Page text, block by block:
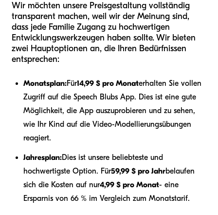
Wir möchten unsere Preisgestaltung vollständig
transparent machen, weil wir der Meinung sind,
dass jede Familie Zugang zu hochwertigen
Entwicklungswerkzeugen haben sollte. Wir bieten
zwei Hauptoptionen an, die Ihren Bedürfnissen
entsprechen:
Monatsplan:Für14,99 $ pro Monaterhalten Sie vollen
Zugriff auf die Speech Blubs App. Dies ist eine gute
Möglichkeit, die App auszuprobieren und zu sehen,
wie Ihr Kind auf die Video-Modellierungsübungen
reagiert.
Jahresplan:Dies ist unsere beliebteste und
hochwertigste Option. Für59,99 $ pro Jahrbelaufen
sich die Kosten auf nur4,99 $ pro Monat- eine
Ersparnis von 66 % im Vergleich zum Monatstarif.